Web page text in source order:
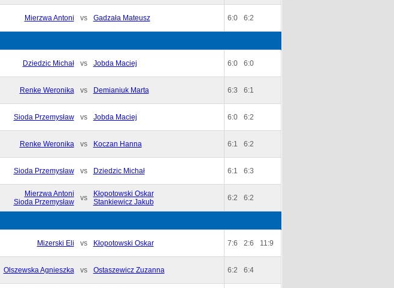
Mierzwa Antoni vs Gadzała Mateusz 6:0 6:2
Dziedzic Michał vs Jobda Maciej 6:0 6:0
Renke Weronika vs Demianiuk Marta 6:3 6:1
Sioda Przemysław vs Jobda Maciej 6:0 6:2
Renke Weronika vs Koczan Hanna 6:1 6:2
Sioda Przemysław vs Dziedzic Michał 6:1 6:3
Mierzwa Antoni
Sioda Przemysław
vs
Kłopotowski Oskar
Stankiewicz Jakub
6:2 6:2
Mizerski Eli vs Kłopotowski Oskar 7:6 2:6 11:9
Olszewska Agnieszka vs Ostaszewicz Zuzanna 6:2 6:4